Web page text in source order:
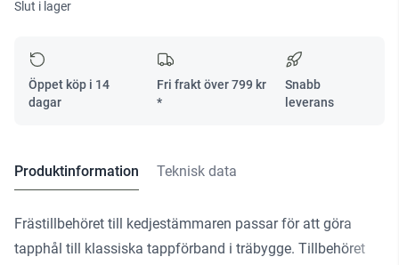
Slut i lager
Öppet köp i 14
dagar
Fri frakt över799 kr
*
Snabb
leverans
Produktinformation Teknisk data
Frästillbehöret till kedjestämmaren passar för att göra
tapphål till klassiska tappförband i träbygge. Tillbehöret